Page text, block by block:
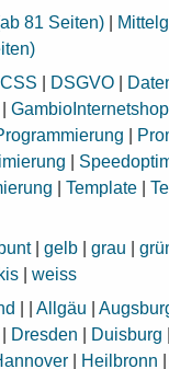
81 Seiten)
CSS DSGVO
|GambioInternetshop
|Template |
bunt|gelb |grau |
|weiss
|Allgäu |
Dresden Duisburg
Heilbronn